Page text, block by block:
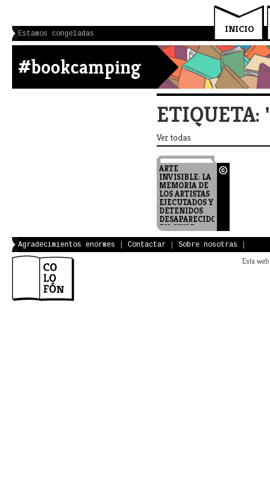
INICIO
Estamos congeladas
#bookcamping
ETIQUETA:
Ver todas
ARTE
INVISIBLE: LA
MEMORIA DE
LOS ARTISTAS
EJECUTADOS Y
DETENIDOS
DESAPARECIDOS
EN CHILE
2015
https://www.antartica.cl/antartica/
action=fichaLibro&id_libro=176184
Agradecimientos enormes Contactar Sobre nosotras
Esta